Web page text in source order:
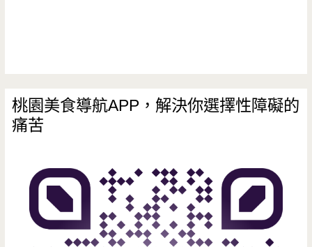
桃園美食導航APP，解決你選擇性障礙的
痛苦